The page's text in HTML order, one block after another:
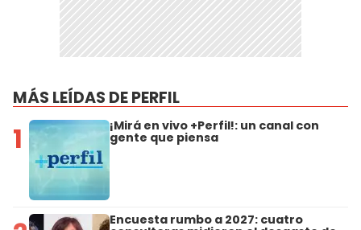
MÁS LEÍDAS DE PERFIL
1 ¡Mirá en vivo +Perfil!: un canal con
gente que piensa
Encuesta rumbo a 2027: cuatro